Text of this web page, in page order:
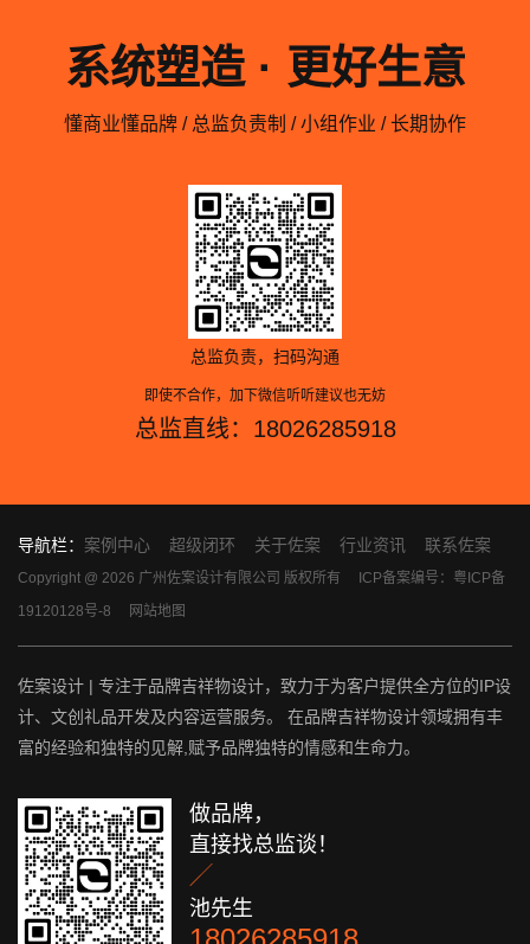
系统塑造 · 更好生意
懂商业懂品牌 / 总监负责制 / 小组作业 / 长期协作
总监负责，扫码沟通
即使不合作，加下微信听听建议也无妨
总监直线：18026285918
导航栏： 案例中心 超级闭环 关于佐案 行业资讯 联系佐案
Copyright @ 2026 广州佐案设计有限公司 版权所有
ICP备案编号：粤ICP备
19120128号-8
网站地图
佐案设计 | 专注于品牌吉祥物设计，致力于为客户提供全方位的IP设
计、文创礼品开发及内容运营服务。 在品牌吉祥物设计领域拥有丰
富的经验和独特的见解,赋予品牌独特的情感和生命力。
做品牌，
直接找总监谈！

池先生